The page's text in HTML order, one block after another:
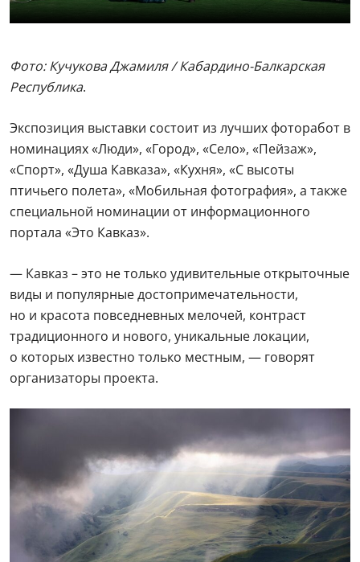
Фото: Кучукова Джамиля / Кабардино-Балкарская
Республика.
Экспозиция выставки состоит из лучших фоторабот в
номинациях «Люди», «Город», «Село», «Пейзаж»,
«Спорт», «Душа Кавказа», «Кухня», «С высоты
птичьего полета», «Мобильная фотография», а также
специальной номинации от информационного
портала «Это Кавказ».
— Кавказ – это не только удивительные открыточные
виды и популярные достопримечательности,
но и красота повседневных мелочей, контраст
традиционного и нового, уникальные локации,
о которых известно только местным, — говорят
организаторы проекта.